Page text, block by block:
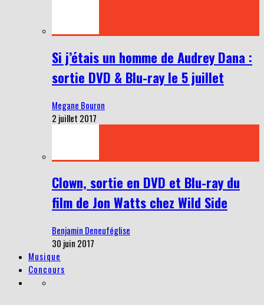
Si j’étais un homme de Audrey Dana :
sortie DVD & Blu-ray le 5 juillet
Megane Bouron
2 juillet 2017
Clown, sortie en DVD et Blu-ray du
film de Jon Watts chez Wild Side
Benjamin Deneuféglise
30 juin 2017
Musique
Concours